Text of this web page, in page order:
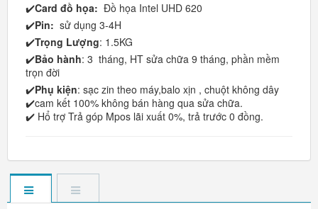
✔️Card đồ họa: Đồ họa Intel UHD 620
✔️Pin: sử dụng 3-4H
✔️Trọng Lượng: 1.5KG
✔️Bảo hành: 3 tháng, HT sửa chữa 9 tháng, phần mềm
trọn đời
✔️Phụ kiện: sạc zin theo máy,balo xịn , chuột không dây
✔️cam kết 100% không bán hàng qua sửa chữa.
✔️ Hổ trợ Trả góp Mpos lãi xuất 0%, trả trước 0 đồng.